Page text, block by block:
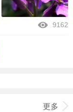
9162
更多